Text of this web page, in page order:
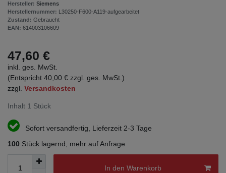
Hersteller: Siemens
Herstellernummer: L30250-F600-A119-aufgearbeitet
Zustand: Gebraucht
EAN: 614003106609
47,60 €
inkl. ges. MwSt.
(Entspricht 40,00 € zzgl. ges. MwSt.)
zzgl. Versandkosten
Inhalt 1 Stück
Sofort versandfertig, Lieferzeit 2-3 Tage
100 Stück lagernd, mehr auf Anfrage
In den Warenkorb